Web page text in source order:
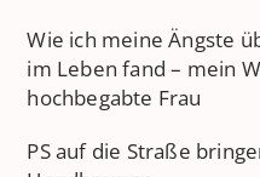
Wie ich meine Ängste
im Leben fand – mein
hochbegabte Frau
PS auf die Straße